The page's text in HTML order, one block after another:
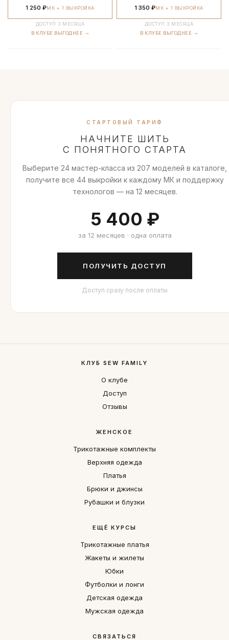
1 250 ₽МК + 1 ВЫКРОЙКА
ДОСТУП 3 МЕСЯЦА
В КЛУБЕ ВЫГОДНЕЕ →
1 350 ₽МК + 1 ВЫКРОЙКА
ДОСТУП 3 МЕСЯЦА
В КЛУБЕ ВЫГОДНЕЕ →
СТАРТОВЫЙ ТАРИФ
НАЧНИТЕ ШИТЬ
С ПОНЯТНОГО СТАРТА
Выберите 24 мастер-класса из 207 моделей в каталоге,
получите все 44 выкройки к каждому МК и поддержку
технологов — на 12 месяцев.
5 400 ₽
за 12 месяцев · одна оплата
ПОЛУЧИТЬ ДОСТУП
Доступ сразу после оплаты
КЛУБ SEW FAMILY
О клубе
Доступ
Отзывы
ЖЕНСКОЕ
Трикотажные комплекты
Верхняя одежда
Платья
Брюки и джинсы
Рубашки и блузки
ЕЩЁ КУРСЫ
Трикотажные платья
Жакеты и жилеты
Юбки
Футболки и лонги
Детская одежда
Мужская одежда
СВЯЗАТЬСЯ